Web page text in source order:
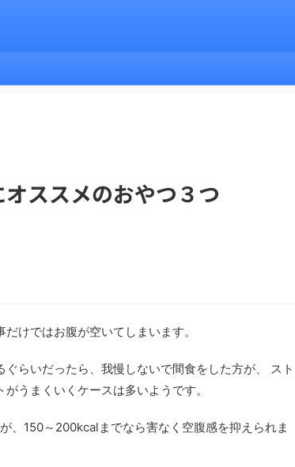
ススメのおやつ３つ
けではお腹が空いてしまいます。
らいだったら、我慢しないで間食をした方が、 スト
うまくいくケースは多いようです。
、150～200kcalまでなら害なく空腹感を抑えられま